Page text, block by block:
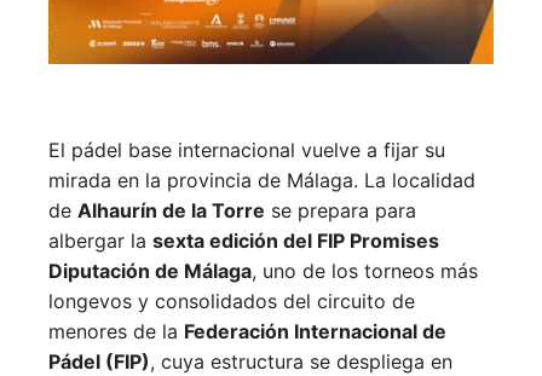
El pádel base internacional vuelve a fijar su
mirada en la provincia de Málaga. La localidad
de Alhaurín de la Torre se prepara para
albergar la sexta edición del FIP Promises
Diputación de Málaga, uno de los torneos más
longevos y consolidados del circuito de
menores de la Federación Internacional de
Pádel (FIP), cuya estructura se despliega en